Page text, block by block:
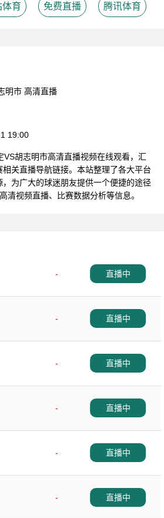
体育 免费直播 腾讯体育
明市 高清直播
19:00
VS胡志明市高清直播视频在线观看，汇
关直播导航链接。本站整理了各大平台
为广大的球迷朋友提供一个便捷的途径
清视频直播、比赛数据分析等信息。
-
直播中
-
直播中
-
直播中
-
直播中
-
直播中
-
直播中